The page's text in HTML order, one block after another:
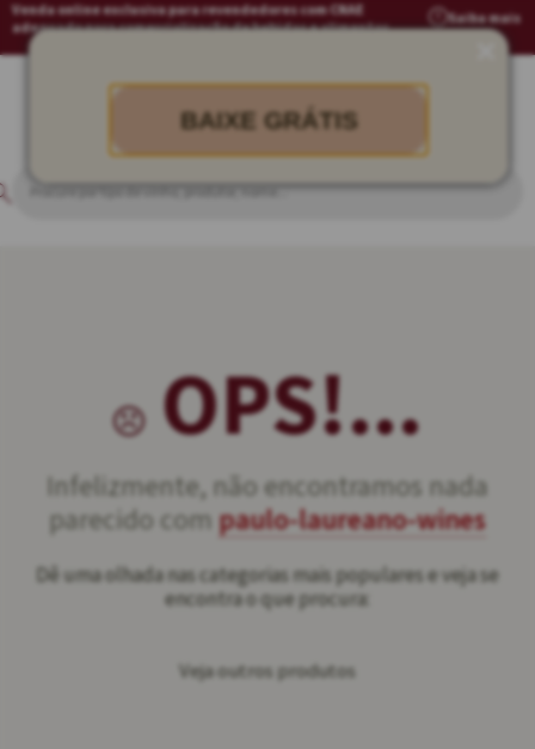
BAIXE GRÁTIS
Venda online exclusiva para revendedores com CNAE
adequado para comercialização de bebidas e alimentos
Saiba mais
OPS!...
Infelizmente, não encontramos nada
parecido com paulo-laureano-wines
Dê uma olhada nas categorias mais populares e veja se
encontra o que procura:
Veja outros produtos